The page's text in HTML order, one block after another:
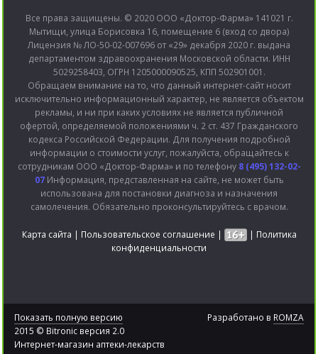
Все права защищены. © 2020 ООО «Доктор-Фарма» 141021 г.
Мытищи, улица Борисовка 16, помещение 6 (вход со двора)
Лицензия № ЛО-50-02-007696 от «29» декабря 2020 г. выдана
департаментом здравоохранения Московской области. ИНН
5029258403, ОГРН 1205000090525, КПП 502901001.
Обращаем внимание на то, что данный интернет-сайт носит
исключительно информационный характер, не является объектом
рекламы, и ни при каких условиях не является публичной
офертой, определяемой положениями ч. 2 ст. 437 Гражданского
кодекса Российской Федерации. Для получения подробной
информации о стоимости услуг, пожалуйста, обращайтесь к
сотрудникам ООО «Доктор-Фарма» и по телефону 8 (495) 132-02-
07Информация, представленная на сайте, не может быть
использована для постановки диагноза и назначения
самолечения. Обязательно проконсультируйтесь с врачом.
Карта сайта | Пользовательское соглашение | | Политика
конфиденциальности
Показать полную версию
2015 © Bitronic версия 2.0
Интернет-магазин аптеки-лекарств
Разработано в ROMZA